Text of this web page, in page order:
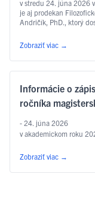
v stredu 24. júna 2026
je aj prodekan
Andričík, PhD., ktorý
Zobraziť viac
→
Informácie o
ročníka
- 24. júna 2026
v akademickom roku
Zobraziť viac →